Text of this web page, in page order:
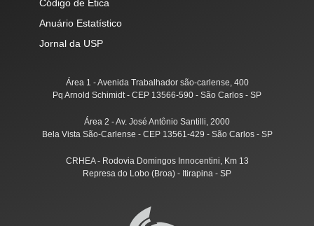
Código de Ética
Anuário Estatístico
Jornal da USP
Área 1 - Avenida Trabalhador são-carlense, 400
Pq Arnold Schimidt - CEP 13566-590 - São Carlos - SP
Área 2 - Av. José Antônio Santilli, 2000
Bela Vista São-Carlense - CEP 13561-429 - São Carlos - SP
CRHEA - Rodovia Domingos Innocentini, Km 13
Represa do Lobo (Broa) - Itirapina - SP